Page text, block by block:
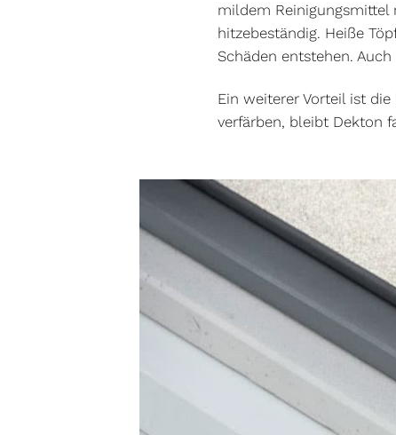
mildem
hitzebeständig. Heiße
Schäden entstehen.
Ein weiterer Vorteil ist
verfärben, bleibt Dekton